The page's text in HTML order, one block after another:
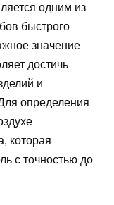
одним из
быстрого
значение
достичь
и
определения
которая
с точностью до